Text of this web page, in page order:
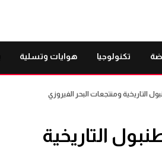
تكنولوجيا هوايات وتسلية
ومنتجعات البحر الفيروزي
التاريخية